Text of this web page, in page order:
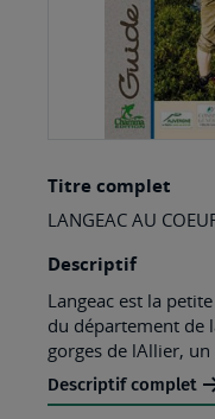
to
the
beginning
of
the
images
gallery
Titre complet
LANGEAC AU
Descriptif
Langeac est la
du département de
gorges de lAllier, un
Descriptif complet